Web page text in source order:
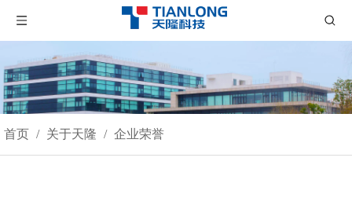
首页 / 关于天隆 / 企业荣誉